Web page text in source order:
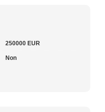
250000 EUR
Non